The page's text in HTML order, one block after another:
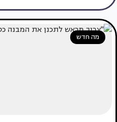
מה חדש